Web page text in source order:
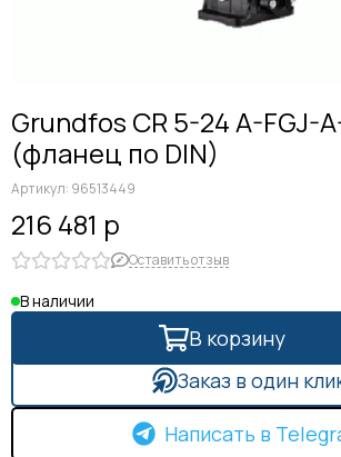
Grundfos CR 5-24 A-FGJ-
(фланец по DIN)
Артикул: 96513449
216 481 р
Оставить отзыв
В наличии
В корзину
Заказ в один
Написать в